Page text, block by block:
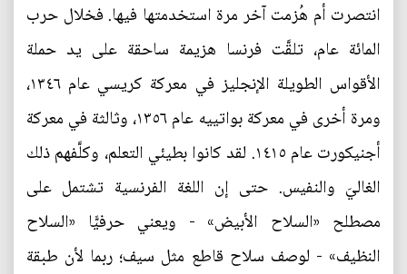
انتصرت أم هُزمت آخر مرة استخدمتها فيها. فخلال حرب
المائة عام، تلقَّت فرنسا هزيمة ساحقة على يد حملة
الأقواس الطويلة الإنجليز في معركة كريسي عام ١٣٤٦،
ومرة أخرى في معركة بواتييه عام ١٣٥٦، وثالثة في معركة
أجنيكورت عام ١٤١٥. لقد كانوا بطيئي التعلم، وكلَّفهم ذلك
الغاليَ والنفيس. حتى إن اللغة الفرنسية تشتمل على
مصطلح «السلاح الأبيض» - ويعني حرفيًّا «السلاح
النظيف» - لوصف سلاح قاطع مثل سيف؛ ربما لأن طبقة